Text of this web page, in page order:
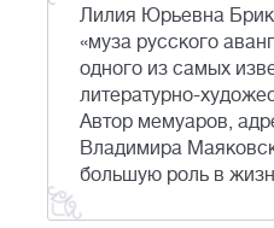
Лилия Юрьевна
«муза русского
одного из самых
литературно-
Автор мемуаров,
Владимира
большую роль в